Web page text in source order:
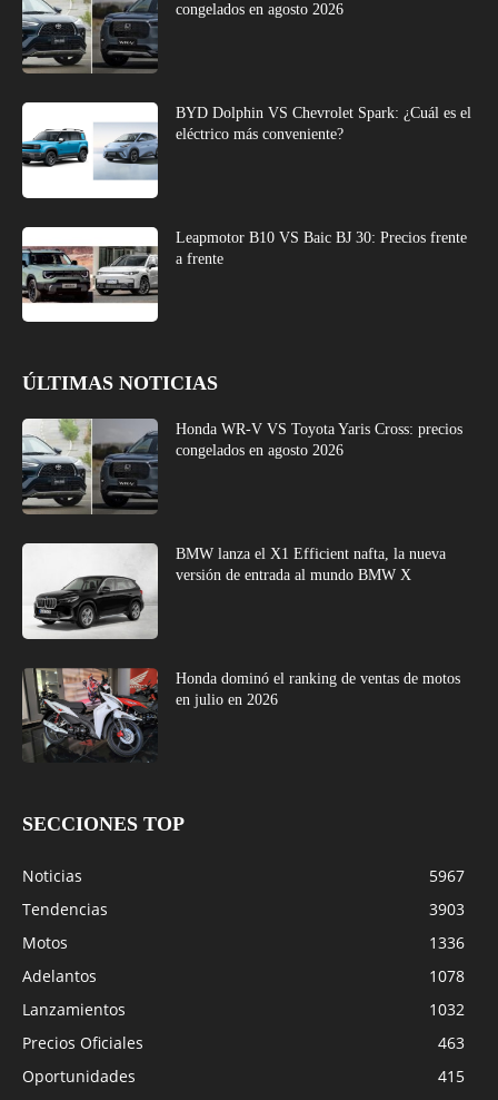
congelados en agosto 2026
BYD Dolphin VS Chevrolet Spark: ¿Cuál es el
eléctrico más conveniente?
Leapmotor B10 VS Baic BJ 30: Precios frente
a frente
ÚLTIMAS NOTICIAS
Honda WR-V VS Toyota Yaris Cross: precios
congelados en agosto 2026
BMW lanza el X1 Efficient nafta, la nueva
versión de entrada al mundo BMW X
Honda dominó el ranking de ventas de motos
en julio en 2026
SECCIONES TOP
Noticias
5967
Tendencias
3903
Motos
1336
Adelantos
1078
Lanzamientos
1032
Precios Oficiales
463
Oportunidades
415